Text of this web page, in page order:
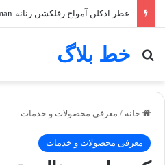
عطر ادکلن آمواج رفلکشن زنانه-Amouage Reflection Woman
خط بلاگ
جستجو برای
خانه / معرفی محصولات و خدمات
معرفی محصولات و خدمات